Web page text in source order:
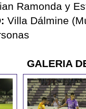
Ramonda y
Villa Dálmine
GALERIA